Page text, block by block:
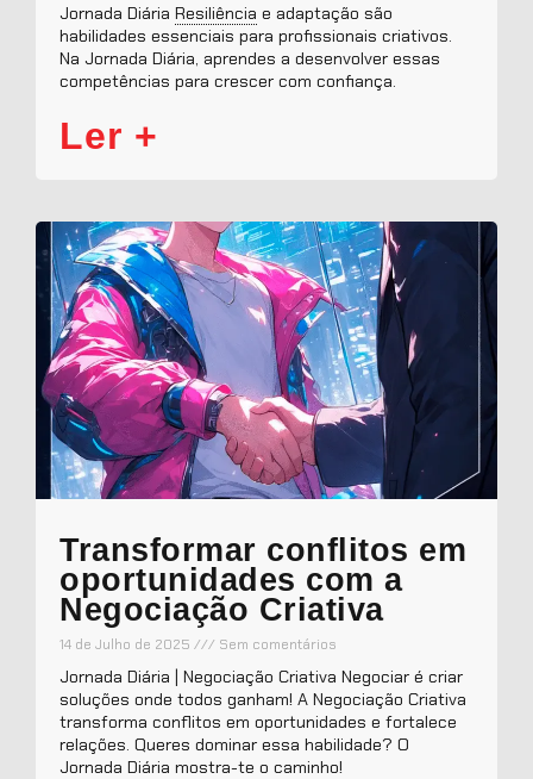
Jornada Diária Resiliência e adaptação são
habilidades essenciais para profissionais criativos.
Na Jornada Diária, aprendes a desenvolver essas
competências para crescer com confiança.
Ler +
Transformar conflitos em
oportunidades com a
Negociação Criativa
14 de Julho de 2025 Sem comentários
Jornada Diária | Negociação Criativa Negociar é criar
soluções onde todos ganham! A Negociação Criativa
transforma conflitos em oportunidades e fortalece
relações. Queres dominar essa habilidade? O
Jornada Diária mostra-te o caminho!